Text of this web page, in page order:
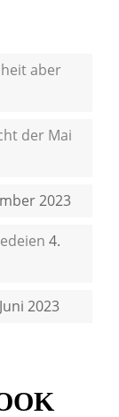
aber
der Mai
2023
4.
2023